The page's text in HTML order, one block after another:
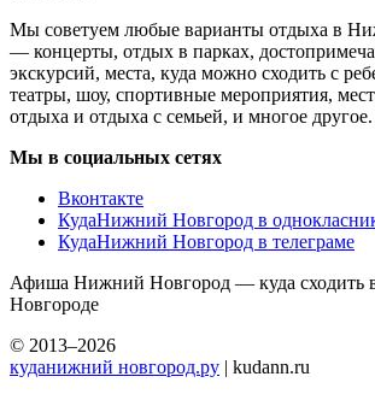
Мы советуем любые варианты отдыха в
— концерты, отдых в парках,
экскурсий, места, куда можно сходить с
театры, шоу, спортивные мероприятия,
отдыха и отдыха с семьей, и многое другое.
Мы в социальных сетях
Вконтакте
КудаНижний Новгород в
КудаНижний Новгород в телеграме
Афиша Нижний Новгород — куда сходить
Новгороде
© 2013–2026
куданижний новгород.ру | kudann.ru